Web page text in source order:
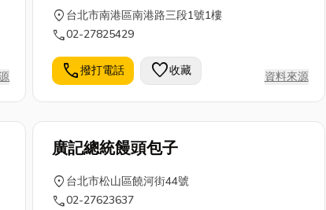
location_on 台北市南港區南港路三段1號1樓
call02-27825429
call撥打電話 favorite收藏 資料來源
廣記總統饅頭包子
location_on 台北市松山區饒河街44號
call02-27623637